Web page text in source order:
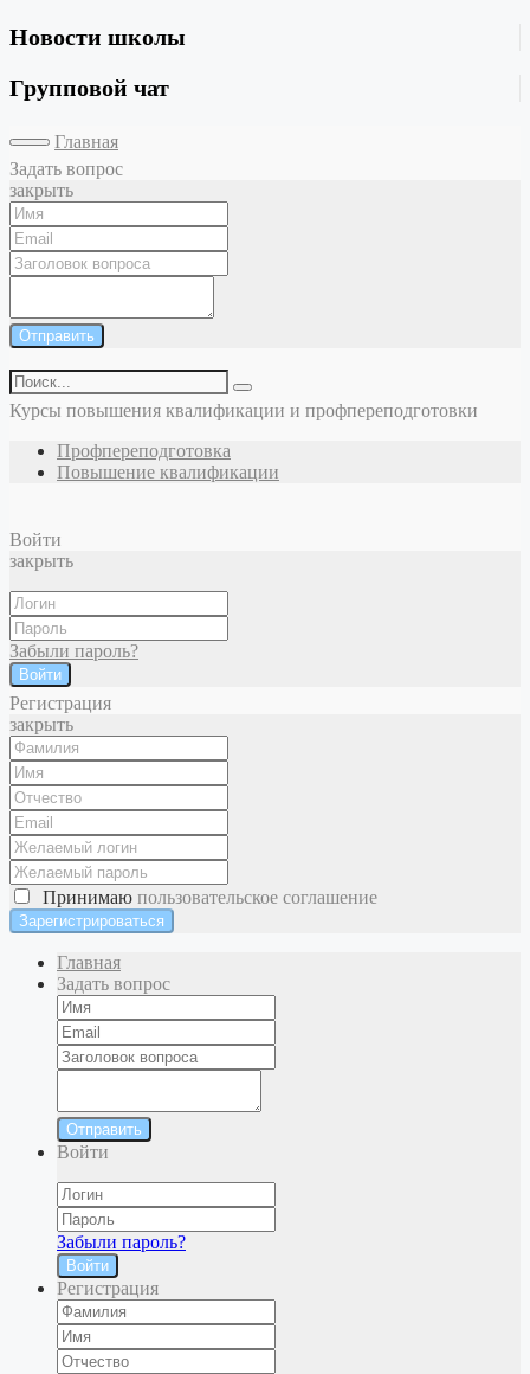
Новости школы
Групповой чат
Главная
Задать вопрос
закрыть
Отправить
Курсы повышения квалификации и профпереподготовки
Профпереподготовка
Повышение квалификации
Войти
закрыть
Забыли пароль?
Войти
Регистрация
закрыть
Принимаю пользовательское соглашение
Главная
Задать вопрос
Отправить
Войти
Забыли пароль?
Войти
Регистрация